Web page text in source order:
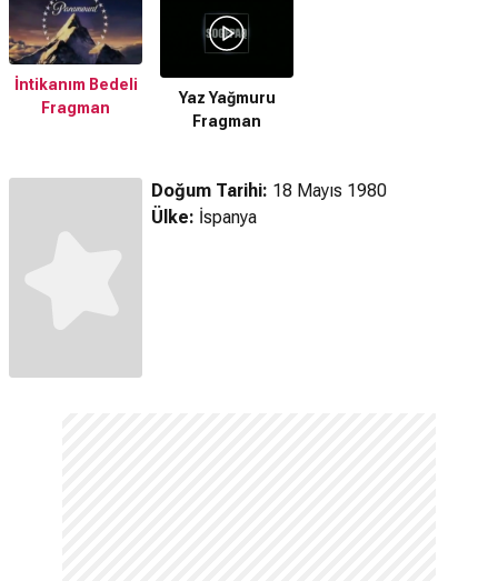
İntikanım Bedeli
Fragman
Yaz Yağmuru
Fragman
Doğum Tarihi: 18 Mayıs 1980
Ülke: İspanya